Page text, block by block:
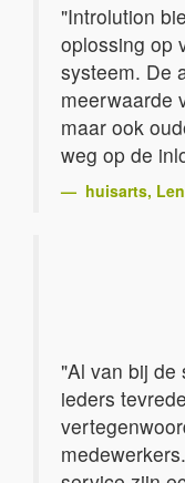
"Introlution
oplossing op
systeem. De
meerwaarde
maar ook
weg op de
huisarts,
"Al van bij de
ieders